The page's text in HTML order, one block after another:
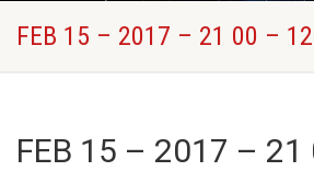
FEB 15 – 2017 – 21 00 –
FEB 15 – 2017 –